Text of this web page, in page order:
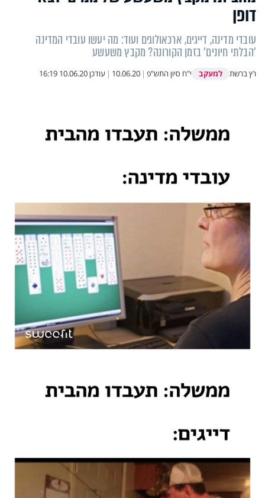
דופן
עובדי מדינה, דייגים, ארכאולוגים ועוד: מה יעשו עובדי המדינה
'הבלתי חיונים' בזמן הקורונה? מקבץ משעשע
רץ ברשת למעקב י"ח סיון התש"פ |
10.06.20
| עודכן10.06.20 16:19